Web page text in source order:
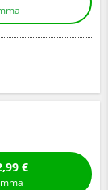
per 102,99 €